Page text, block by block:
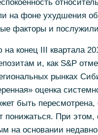
на фоне ухудшения
факторы и
на конец III квартала
и, как S&P
рынках
оценка
быть
понижаться. При этом,
на основании